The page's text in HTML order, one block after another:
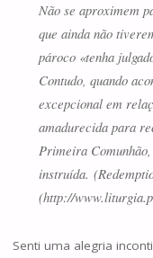
Não se aproximem
que ainda não
pároco «tenha
Contudo, quando
excepcional em
amadurecida para
Primeira
instruída. (
(http://
Senti uma alegria